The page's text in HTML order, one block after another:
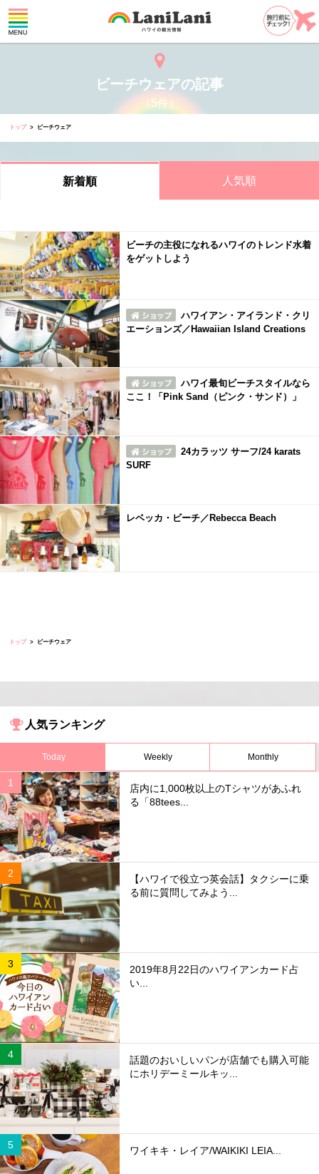
ビーチウェアの記事
（5件）
トップ ビーチウェア
新着順 人気順
ビーチの主役になれるハワイのトレンド水着
をゲットしよう
ハワイアン・アイランド・クリ
エーションズ／Hawaiian Island Creations
ハワイ最旬ビーチスタイルなら
ここ！「Pink Sand（ピンク・サンド）」
24カラッツ サーフ/24 karats
SURF
レベッカ・ビーチ／Rebecca Beach
トップ ビーチウェア
人気ランキング
Today Weekly Monthly
店内に1,000枚以上のTシャツがあふれ
る「88tees...
【ハワイで役立つ英会話】タクシーに乗
る前に質問してみよう...
2019年8月22日のハワイアンカード占
い...
話題のおいしいパンが店舗でも購入可能
にホリデーミールキッ...
ワイキキ・レイア/WAIKIKI LEIA...